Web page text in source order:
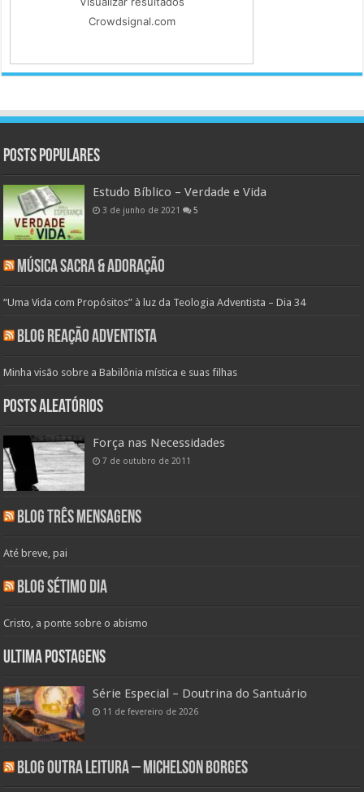
Crowdsignal.com
Posts populares
Estudo Bíblico – Verdade e Vida
3 de junho de 2021 5
Música Sacra & Adoração
“Uma Vida com Propósitos” à luz da Teologia Adventista – Dia 34
Blog Reação Adventista
Minha visão sobre a Babilônia mística e suas filhas
Posts aleatórios
Força nas Necessidades
7 de outubro de 2011
Blog Três Mensagens
Até breve, pai
Blog Sétimo Dia
Cristo, a ponte sobre o abismo
Ultima Postagens
Série Especial – Doutrina do Santuário
11 de fevereiro de 2026
Blog Outra Leitura – Michelson Borges